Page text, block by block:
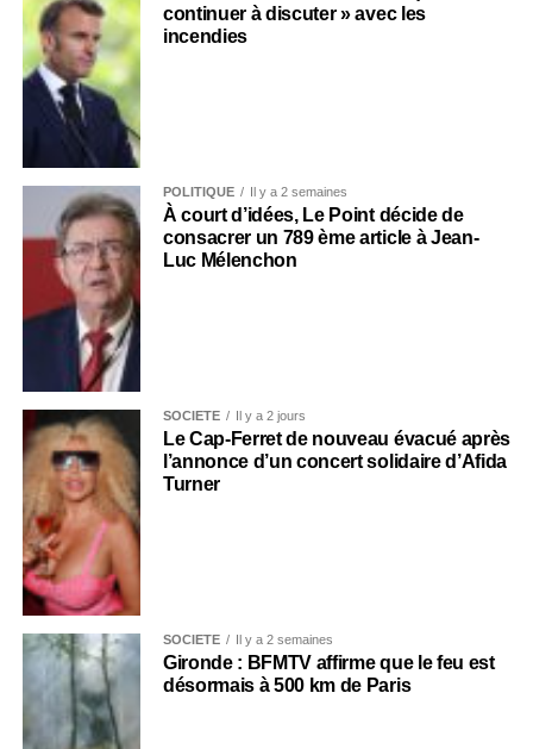
continuer à discuter » avec les
incendies
POLITIQUE Il y a 2 semaines
À court d’idées, Le Point décide de
consacrer un 789 ème article à Jean-
Luc Mélenchon
SOCIÉTÉ Il y a 2 jours
Le Cap-Ferret de nouveau évacué après
l’annonce d’un concert solidaire d’Afida
Turner
SOCIÉTÉ Il y a 2 semaines
Gironde : BFMTV affirme que le feu est
désormais à 500 km de Paris